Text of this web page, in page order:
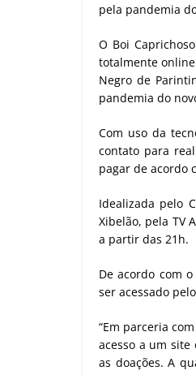
pela pandemia
O Boi
totalmente
Negro de
pandemia do
Com uso da
contato para
pagar de acordo
Idealizada pelo
Xibelão, pela TV
a partir das 21h.
De acordo com
ser acessado
“Em parceria
acesso a um site
as doações. A